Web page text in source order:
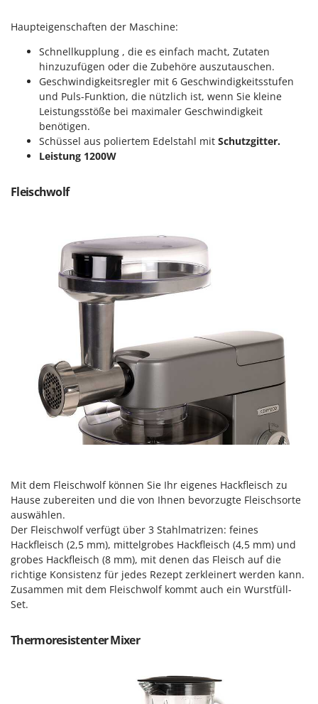
Stäubegeräte für Traktor
Staubsauger - Elektrobesen
Teppichreiniger und Teppichbodenreiniger
Thermische und mechanische Unkrautbrenner
Tomatenpressen
Tragbare Powerstationen
Umkehrfräsen
Vakuumiergeräte
Vertikutierer
Vogelscheuchen - Vogelabwehr
Wasserpumpen
Wasserpumpen für Traktoren
Wein- und Obstpressen
Wein- und Ölschichtenfilter
Weitere Produkte
Wippsägen
Wurstfüller
Z
Zerstäuber
Zinkeneggen
Zubehör für Rasentraktoren
Intec
Intex
Iseki
Italyco
ITM
JOLLY ITALIA
K
KAAZ
Kasco
Kemper
Kenwood
KitchenAid
Laica
Lampacrescia - MGM
Landxcape
Linea VZ
Lisam
Lotusgrill
M
M.A.I.BO.
Makita
Haupteigenschaften der Maschine:
Schnellkupplung , die es einfach macht, Zutaten
hinzuzufügen oder die Zubehöre auszutauschen.
Geschwindigkeitsregler mit 6 Geschwindigkeitsstufen
und Puls-Funktion, die nützlich ist, wenn Sie kleine
Leistungsstöße bei maximaler Geschwindigkeit
benötigen.
Schüssel aus poliertem Edelstahl mit Schutzgitter.
Leistung 1200W
Fleischwolf
Mit dem Fleischwolf können Sie Ihr eigenes Hackfleisch zu
Hause zubereiten und die von Ihnen bevorzugte Fleischsorte
auswählen.
Der Fleischwolf verfügt über 3 Stahlmatrizen: feines
Hackfleisch (2,5 mm), mittelgrobes Hackfleisch (4,5 mm) und
grobes Hackfleisch (8 mm), mit denen das Fleisch auf die
richtige Konsistenz für jedes Rezept zerkleinert werden kann.
Zusammen mit dem Fleischwolf kommt auch ein Wurstfüll-
Set.
Thermoresistenter Mixer